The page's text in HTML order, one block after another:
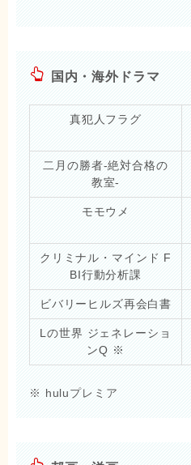
国内・海外ドラマ
真犯人フラグ
二月の勝者-絶対合格の
教室-
モモウメ
クリミナル・マインド F
BI行動分析課
ビバリーヒルズ再会白書
Lの世界 ジェネレーショ
ンQ ※
※ huluプレミア